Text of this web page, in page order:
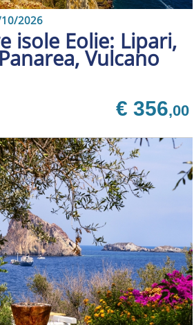
2026
isole Eolie: Lipari,
Vulcano
€ 356,00